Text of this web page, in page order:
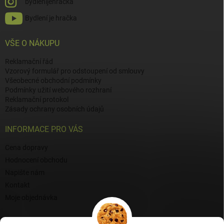
bydlenijehracka
Bydlení je hračka
VŠE O NÁKUPU
Reklamační řád
Vzorový formulář pro odstoupení od smlouvy
Všeobecné obchodní podmínky
Podmínky užití webového rozhraní
Reklamační protokol
Zásady ochrany osobních údajů
INFORMACE PRO VÁS